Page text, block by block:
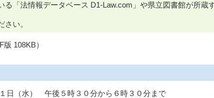
「法情報データベース D1-Law.com」や県立図書館が所蔵
さい。
版 108KB）
日（水） 午後５時３０分から６時３０分まで